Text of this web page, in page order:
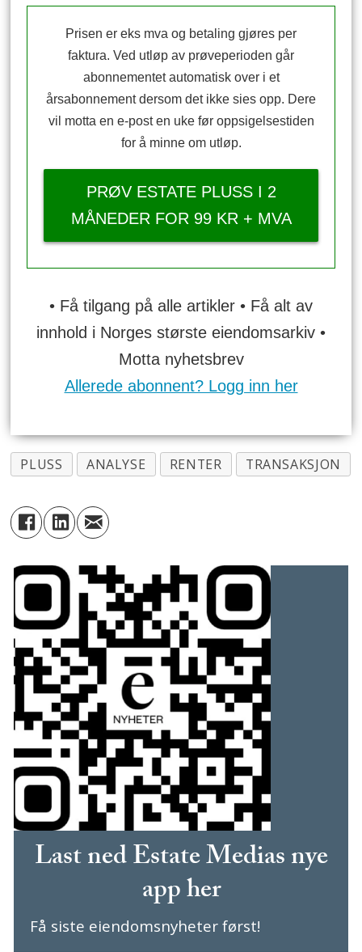
Prisen er eks mva og betaling gjøres per
faktura. Ved utløp av prøveperioden går
abonnementet automatisk over i et
årsabonnement dersom det ikke sies opp. Dere
vil motta en e-post en uke før oppsigelsestiden
for å minne om utløp.
PRØV ESTATE PLUSS I 2
MÅNEDER FOR 99 KR + MVA
• Få tilgang på alle artikler • Få alt av
innhold i Norges største eiendomsarkiv •
Motta nyhetsbrev
Allerede abonnent? Logg inn her
PLUSS ANALYSE RENTER TRANSAKSJON
Last ned Estate Medias nye
app her
Få siste eiendomsnyheter først!